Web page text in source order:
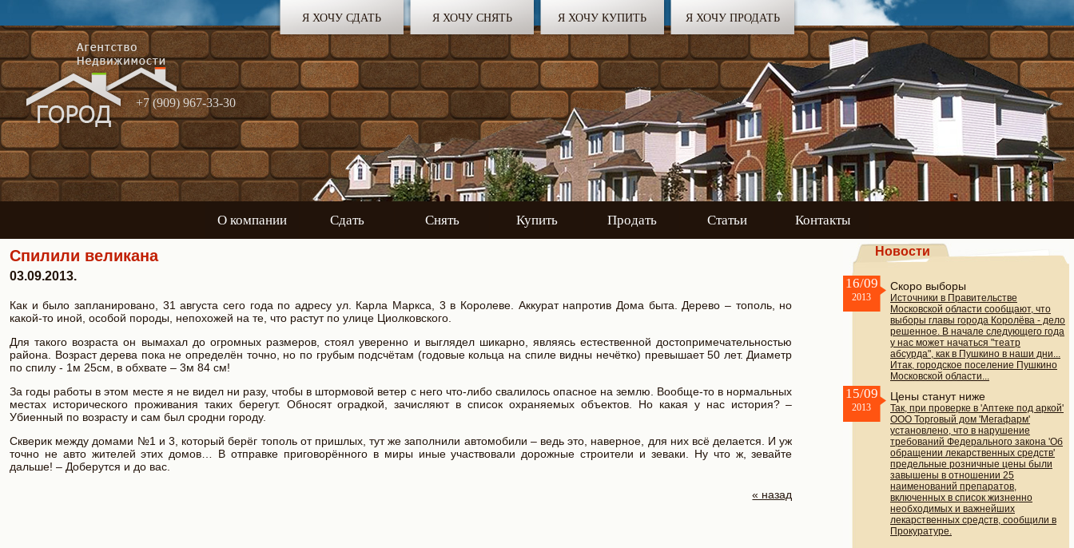
Я ХОЧУ СДАТЬ Я ХОЧУ СНЯТЬ Я ХОЧУ КУПИТЬ Я ХОЧУ ПРОДАТЬ
+7 (909) 967-33-30
О компании Сдать Снять Купить Продать Статьи Контакты
Спилили великана
03.09.2013.
Как и было запланировано, 31 августа сего года по адресу ул. Карла Маркса, 3 в Королеве. Аккурат напротив Дома быта. Дерево – тополь, но
какой-то иной, особой породы, непохожей на те, что растут по улице Циолковского.
Для такого возраста он вымахал до огромных размеров, стоял уверенно и выглядел шикарно, являясь естественной достопримечательностью
района. Возраст дерева пока не определён точно, но по грубым подсчётам (годовые кольца на спиле видны нечётко) превышает 50 лет. Диаметр
по спилу - 1м 25см, в обхвате – 3м 84 см!
За годы работы в этом месте я не видел ни разу, чтобы в штормовой ветер с него что-либо свалилось опасное на землю. Вообще-то в нормальных
местах исторического проживания таких берегут. Обносят оградкой, зачисляют в список охраняемых объектов. Но какая у нас история? –
Убиенный по возрасту и сам был сродни городу.
Скверик между домами №1 и 3, который берёг тополь от пришлых, тут же заполнили автомобили – ведь это, наверное, для них всё делается. И уж
точно не авто жителей этих домов… В отправке приговорённого в миры иные участвовали дорожные строители и зеваки. Ну что ж, зевайте
дальше! – Доберутся и до вас.
« назад
Новости
16/09
2013
Скоро выборы
Источники в Правительстве
Московской области сообщают, что
выборы главы города Королёва - дело
решенное. В начале следующего года
у нас может начаться "театр
абсурда", как в Пушкино в наши дни...
Итак, городское поселение Пушкино
Московской области...
15/09
2013
Цены станут ниже
Так, при проверке в 'Аптеке под аркой'
ООО Торговый дом 'Мегафарм'
установлено, что в нарушение
требований Федерального закона 'Об
обращении лекарственных средств'
предельные розничные цены были
завышены в отношении 25
наименований препаратов,
включенных в список жизненно
необходимых и важнейших
лекарственных средств, сообщили в
Прокуратуре.